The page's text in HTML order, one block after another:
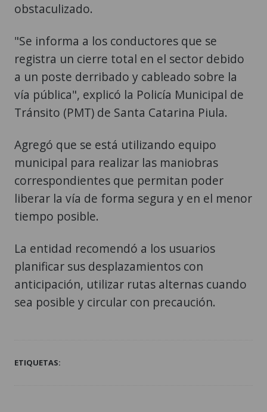
obstaculizado.
"Se informa a los conductores que se
registra un cierre total en el sector debido
a un poste derribado y cableado sobre la
vía pública", explicó la Policía Municipal de
Tránsito (PMT) de Santa Catarina Piula.
Agregó que se está utilizando equipo
municipal para realizar las maniobras
correspondientes que permitan poder
liberar la vía de forma segura y en el menor
tiempo posible.
La entidad recomendó a los usuarios
planificar sus desplazamientos con
anticipación, utilizar rutas alternas cuando
sea posible y circular con precaución.
ETIQUETAS: